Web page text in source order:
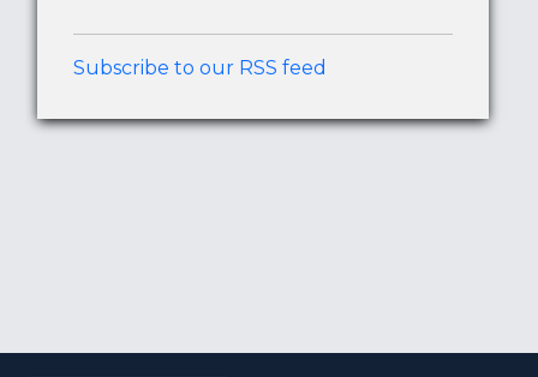
Subscribe to our RSS feed